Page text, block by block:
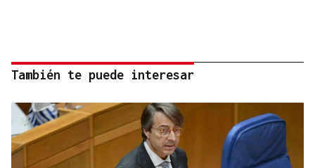
También te puede interesar